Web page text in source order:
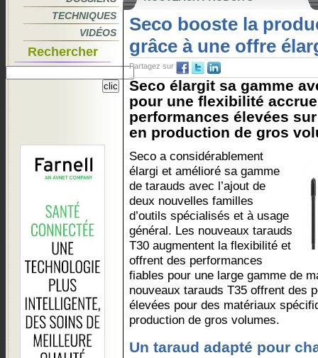
TECHNIQUES
VIDÉOS
Rechercher
Seco booste la
grâce à une offre
Partagez sur
Seco élargit sa gamme
pour une flexibilité
performances élevées
en production de gros
Seco a considérablement
élargi et amélioré sa gamme
de tarauds avec l’ajout de
deux nouvelles familles
d’outils spécialisés et à usage
général. Les nouveaux tarauds
T30 augmentent la flexibilité et
offrent des performances
fiables pour une large gamme de
nouveaux tarauds T35 offrent des
élevées pour des matériaux
production de gros volumes.
Un taraud adapté pour